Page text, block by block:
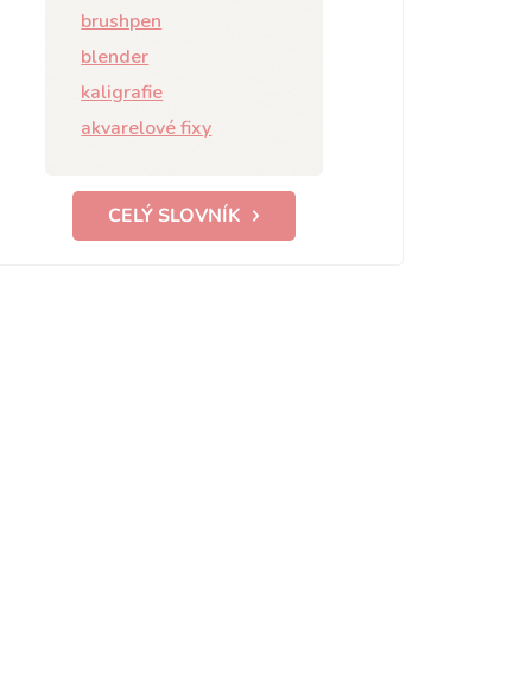
brushpen
blender
kaligrafie
akvarelové fixy
CELÝ SLOVNÍK